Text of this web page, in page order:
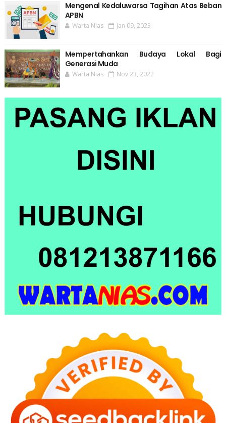
Mengenal Kedaluwarsa Tagihan Atas Beban
APBN
Warta Nias Jan 09, 2023
Mempertahankan Budaya Lokal Bagi
Generasi Muda
Warta Nias Nov 23, 2022